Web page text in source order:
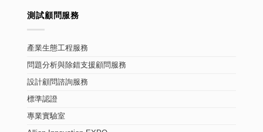
測試顧問服務
產業生態工程服務
問題分析與除錯支援顧問服務
設計顧問諮詢服務
標準認證
專業實驗室